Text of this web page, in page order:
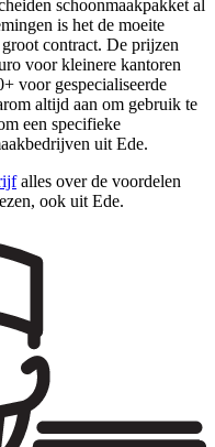
schoonmaakpakket al
is het de moeite
contract. De prijzen
voor kleinere kantoren
voor gespecialiseerde
altijd aan om gebruik te
een specifieke
uit Ede.
alles over de voordelen
ook uit Ede.